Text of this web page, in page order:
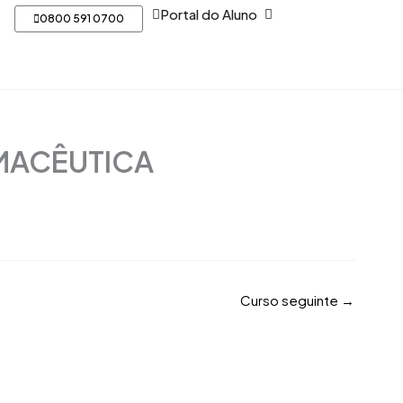
0800 591 0700 Portal do Aluno Open Portal do Aluno
Curso seguinte →